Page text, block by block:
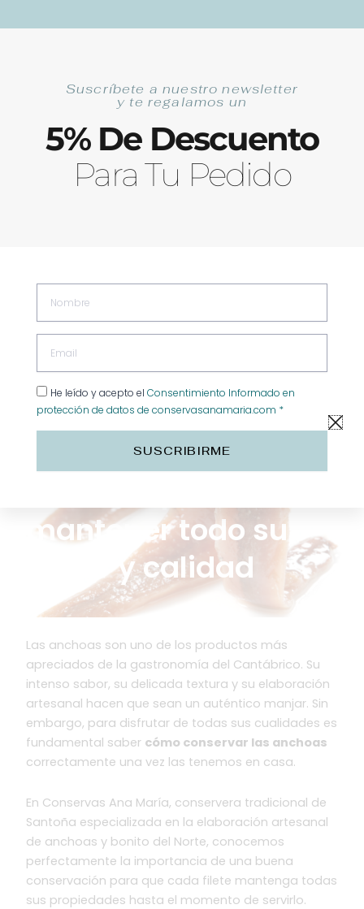
al
Buscar
Cómo conservar las
mantener todo su
sabor y calidad
Las anchoas son uno de los productos más
apreciados de la gastronomía del Cantábrico. Su
intenso sabor, su delicada textura y su elaboración
artesanal hacen que sean un auténtico manjar. Sin
embargo, para disfrutar de todas sus cualidades es
fundamental saber cómo conservar las anchoas
correctamente una vez las tenemos en casa.
En Conservas Ana María, conservera tradicional de
Santoña especializada en la elaboración artesanal
de anchoas y bonito del Norte, conocemos
perfectamente la importancia de una buena
conservación para que cada filete mantenga todas
sus propiedades hasta el momento de servirlo.
Suscríbete a nuestro newsletter
y te regalamos un
5% De Descuento
Para Tu Pedido
He leído y acepto el Consentimiento Informado en
protección de datos de conservasanamaria.com *
SUSCRIBIRME